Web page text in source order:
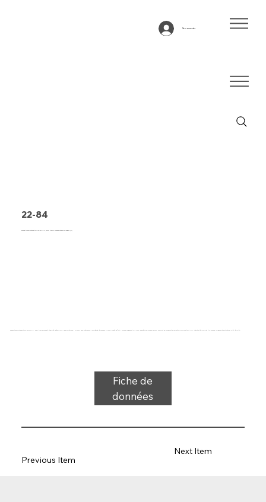
Se connecter
22-84
Bande transporteuse type 22-84 PVC, bleu, tissu 2 couches stable en largeur (R)
Bande transporteuse type 22-84 PVC, bleu, tissu bicouche à stabilité latérale (R), face supérieure : 0,7 mm, face inférieure : imprégnée, épaisseur 2,4 mm, dureté 65° ShA, force-allongement 10 N/mm, diamètre du rouleau 40 mm, support de rouleau et de glissière, approuvé FDA/UE, résistant à l'huile et à la graisse, plage de température -10 °C à 110 °C
Fiche de
données
Previous Item
Next Item